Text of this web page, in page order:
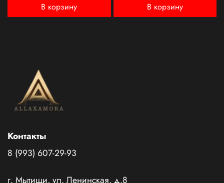
В корзину В корзину
Контакты
8 (993) 607-29-93
г. Мытищи, ул. Ленинская, д.8